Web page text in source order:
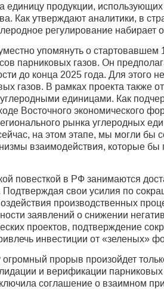
единицу продукции,
Как утверждают аналитики, в
регулирование набирает
упомянуть о
парниковых газов. Он
до конца 2025 года. Для этого
газов. В рамках проекта также
единицами. Как
Восточного экономического
рынка углеродных
на этом этапе, мы могли
взаимодействия, которые
повесткой в РФ занимаются
Подтверждая свои усилия по
производственных
заявлений о снижении
проектов, подтверждение
инвестиции от «зеленых»
прорыв произойдет
и верификации
соглашение о взаимном